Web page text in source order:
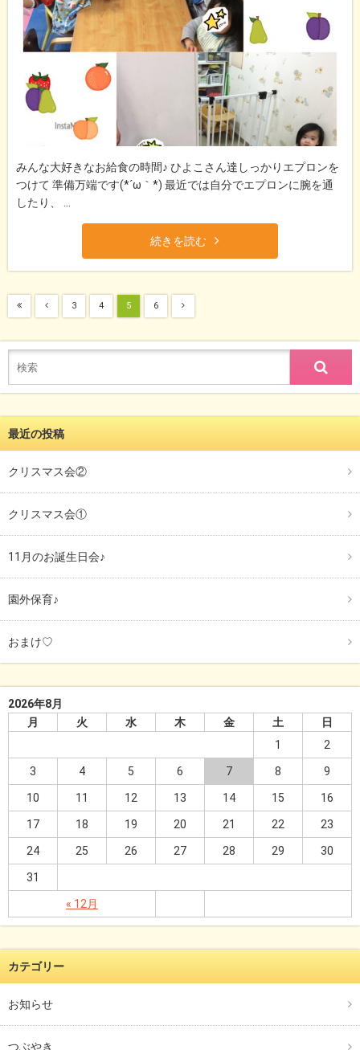
みんな大好きなお給食の時間♪ ひよこさん達しっかりエプロンを
つけて 準備万端です(*´ω｀*) 最近では自分でエプロンに腕を通
したり、 ...
続きを読む
3 4 5 6
最近の投稿
クリスマス会②
クリスマス会①
11月のお誕生日会♪
園外保育♪
おまけ♡
2026年8月
月
火 水 木 金 土 日
« 12月
1 2
3 4 5 6 7 8 9
10 11 12 13 14 15 16
17 18 19 20 21 22 23
24 25 26 27 28 29 30
31
カテゴリー
お知らせ
つぶやき